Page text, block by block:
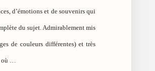
d’émotions et de souvenirs qui
du sujet. Admirablement mis
de couleurs différentes) et très
…